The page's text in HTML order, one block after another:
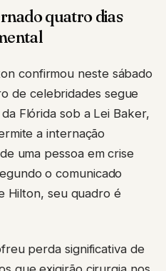
quatro dias
confirmou neste sábado
de celebridades segue
Flórida sob a Lei Baker,
a internação
uma pessoa em crise
o comunicado
Hilton, seu quadro é
perda significativa de